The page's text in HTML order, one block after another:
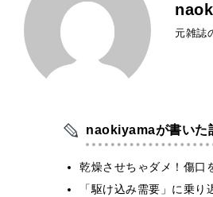
元雑誌
naokiyamaが書いた
乾燥させちゃダメ！傷口
「駆け込み需要」に乗